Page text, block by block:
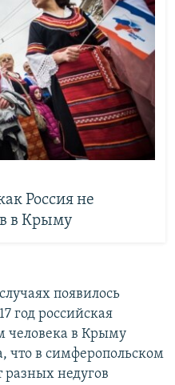
Россия не
в Крыму
появилось
год российская
человека в Крыму
что в симферопольском
разных недугов